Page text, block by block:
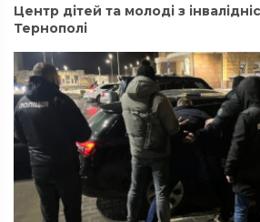
Центр дітей та молоді з
Тернополі